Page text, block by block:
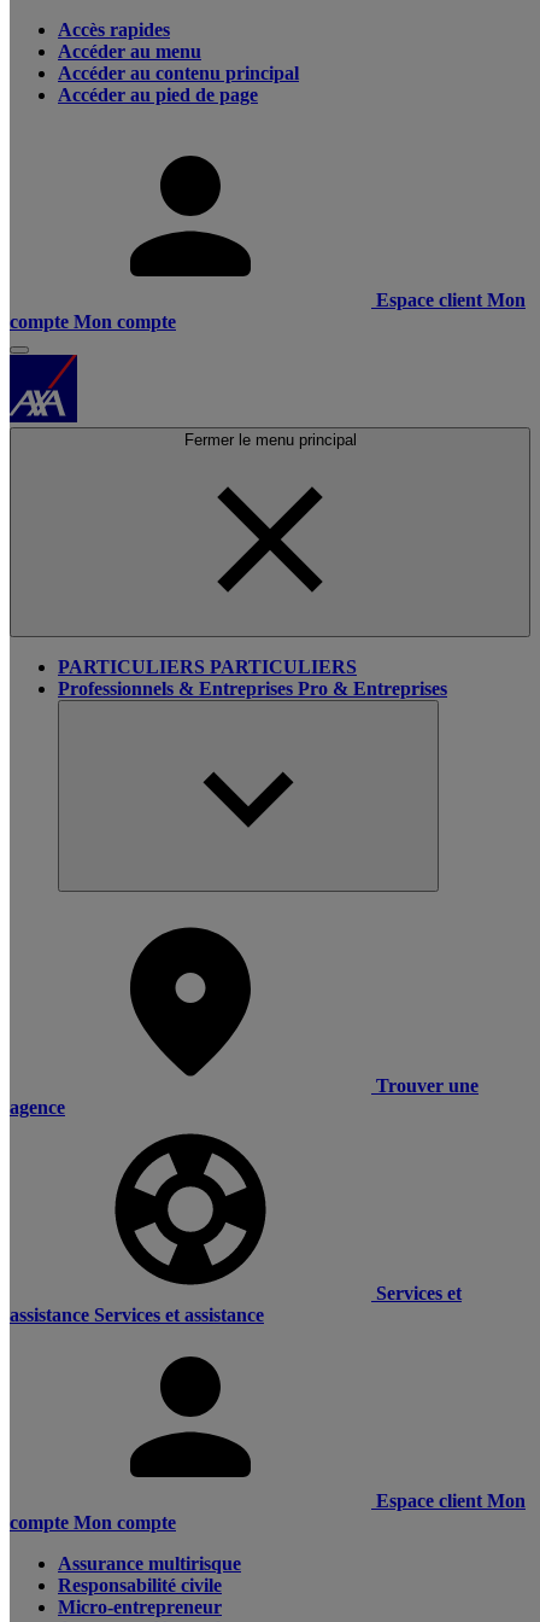
Accès rapides
Accéder au menu
Accéder au contenu principal
Accéder au pied de page
Espace client Mon
compte Mon compte
Fermer le menu principal
PARTICULIERS PARTICULIERS
Professionnels & Entreprises Pro & Entreprises
Trouver une
agence
Services et
assistance Services et assistance
Espace client Mon
compte Mon compte
Assurance multirisque
Responsabilité civile
Micro-entrepreneur